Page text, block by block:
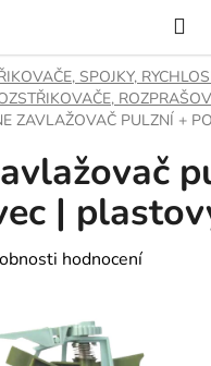
SPOJKY,
ZAVLAŽOVAČ PULZNÍ +
|
hodnocení